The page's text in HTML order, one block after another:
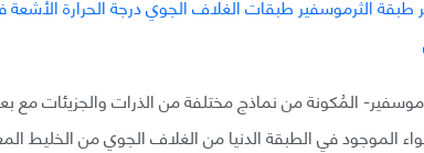
المُكونة من نماذج مختلفة من الذرات والجزيئات